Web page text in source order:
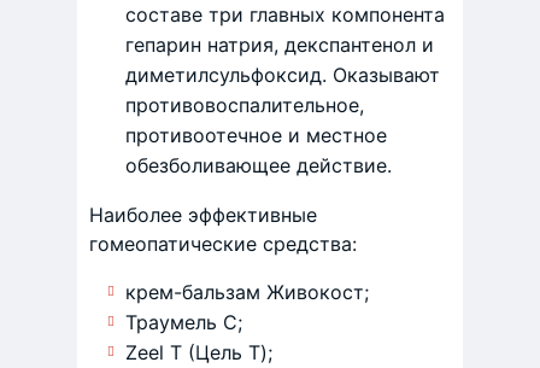
составе три главных компонента
гепарин натрия, декспантенол и
диметилсульфоксид. Оказывают
противовоспалительное,
противоотечное и местное
обезболивающее действие.
Наиболее эффективные
гомеопатические средства:
крем-бальзам Живокост;
Траумель С;
Zeel T (Цель Т);